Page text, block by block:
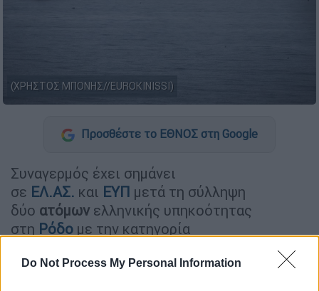
Do Not Process My Personal Information
(ΧΡΗΣΤΟΣ ΜΠΟΝΗΣ//EUROKINISSI)
Προσθέστε το ΕΘΝΟΣ στη Google
Συναγερμός έχει σημάνει
σε ΕΛ.ΑΣ. και ΕΥΠ μετά τη σύλληψη
δύο ατόμων ελληνικής υπηκοότητας
στη Ρόδο με την κατηγορία
και του Α.Ν. 376/1936
(περί μέτρων ασφαλείας οχυρών θέσεων)